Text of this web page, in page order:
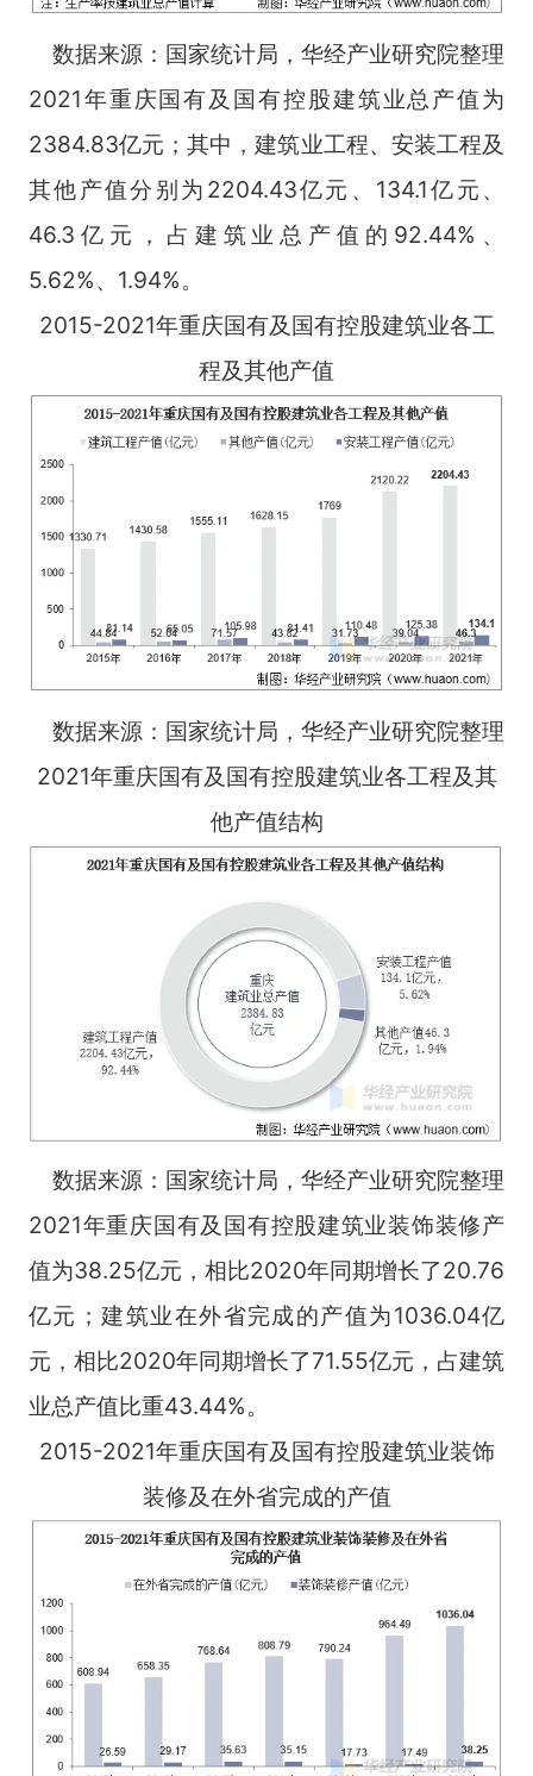
数据来源：国家统计局，华经产业研究院整理
2021年重庆国有及国有控股建筑业总产值为
2384.83亿元；其中，建筑业工程、安装工程及
其他产值分别为2204.43亿元、134.1亿元、
46.3亿元，占建筑业总产值的92.44%、
5.62%、1.94%。
2015-2021年重庆国有及国有控股建筑业各工
程及其他产值
数据来源：国家统计局，华经产业研究院整理
2021年重庆国有及国有控股建筑业各工程及其
他产值结构
数据来源：国家统计局，华经产业研究院整理
2021年重庆国有及国有控股建筑业装饰装修产
值为38.25亿元，相比2020年同期增长了20.76
亿元；建筑业在外省完成的产值为1036.04亿
元，相比2020年同期增长了71.55亿元，占建筑
业总产值比重43.44%。
2015-2021年重庆国有及国有控股建筑业装饰
装修及在外省完成的产值